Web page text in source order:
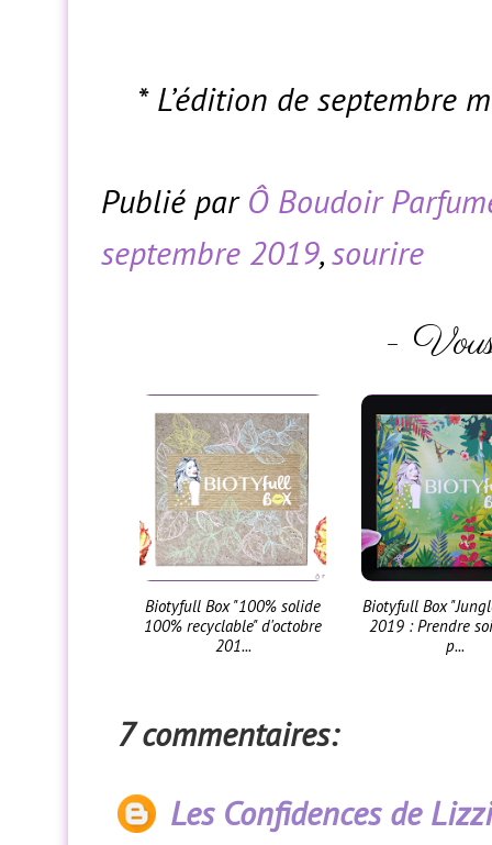
* L’édition de septembre
Publié par Ô Boudoir
septembre 2019,sourire
-
Biotyfull Box "100% solide
100% recyclable" d'octobre
201...
Biotyfull Box
2019 : Prendre
p...
7 commentaires:
Les Confidences de